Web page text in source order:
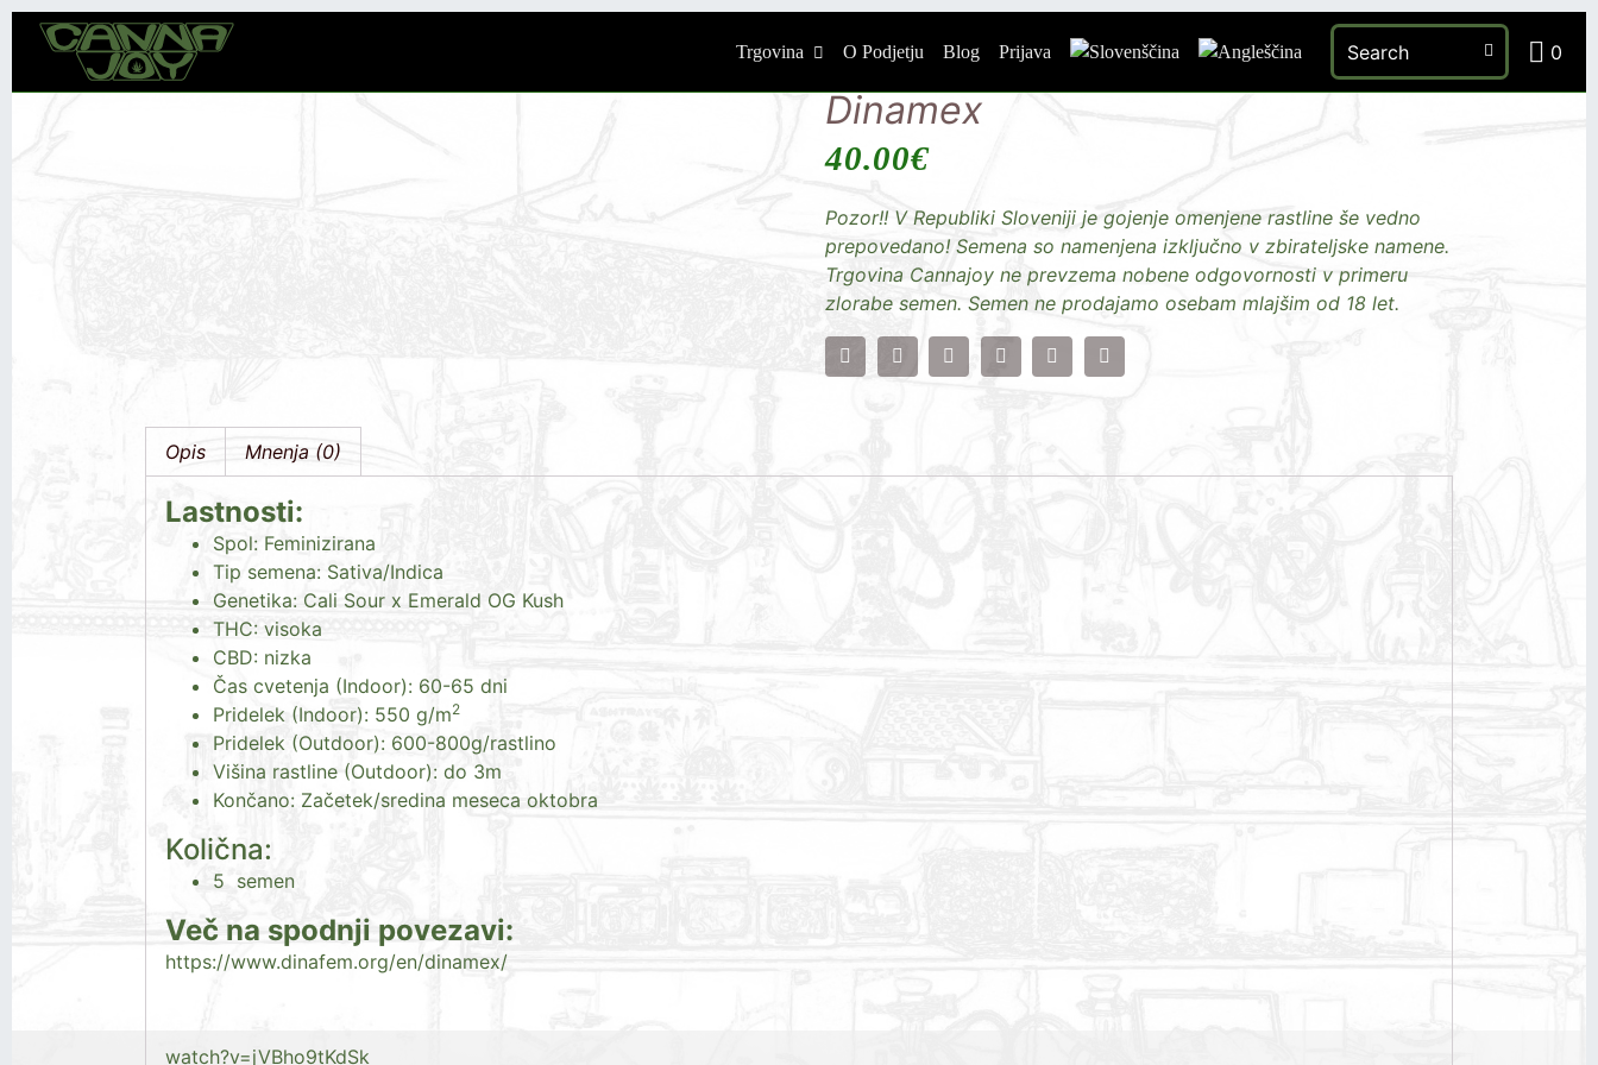
Trgovina O Podjetju Blog Prijava 0
Dinamex
40.00€
Pozor!! V Republiki Sloveniji je gojenje omenjene rastline še vedno
prepovedano! Semena so namenjena izključno v zbirateljske namene.
Trgovina Cannajoy ne prevzema nobene odgovornosti v primeru
zlorabe semen. Semen ne prodajamo osebam mlajšim od 18 let.
Opis Mnenja (0)
Lastnosti:
Spol: Feminizirana
Tip semena: Sativa/Indica
Genetika: Cali Sour x Emerald OG Kush
THC: visoka
CBD: nizka
Čas cvetenja (Indoor): 60-65 dni
Pridelek (Indoor): 550 g/m2
Pridelek (Outdoor): 600-800g/rastlino
Višina rastline (Outdoor): do 3m
Končano: Začetek/sredina meseca oktobra
Količna:
5 semen
Več na spodnji povezavi:
https://www.dinafem.org/en/dinamex/
watch?v=jVBho9tKdSk